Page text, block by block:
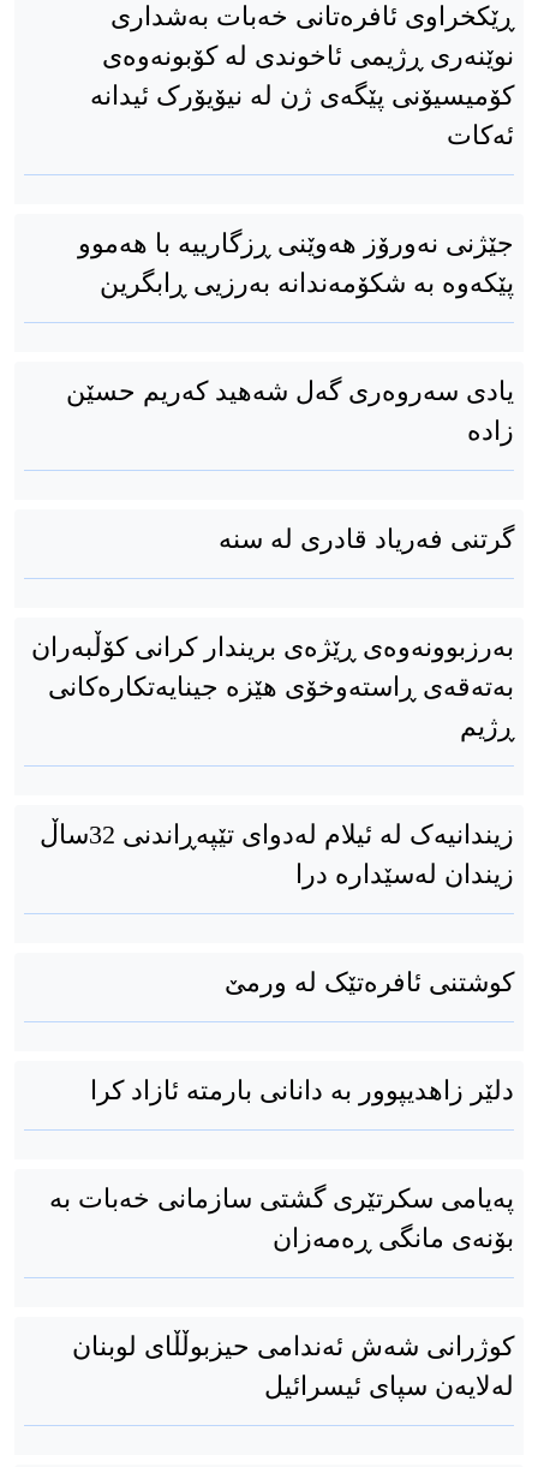
ڕێکخراوی ئافرەتانی خەبات بەشداری
نوێنەری ڕژیمی ئاخوندی لە کۆبونەوەی
کۆمیسیۆنی پێگەی ژن لە نیۆیۆرک ئیدانە
ئەکات
جێژنی نەورۆز هەوێنی ڕزگارییە با هەموو
پێكەوە بە شكۆمەندانە بەرزیی ڕابگرین
یادی سەروەری گەل شەهید کەریم حسێن
زادە
گرتنی فەریاد قادری لە سنە
بەرزبوونەوەی ڕێژەی بریندار کرانی کۆڵبەران
بەتەقەی ڕاستەوخۆی هێزە جینایەتکارەکانی
ڕژیم
زیندانیەک لە ئیلام لەدوای تێپەڕاندنی 32ساڵ
زیندان لەسێدارە درا
کوشتنی ئافرەتێک لە ورمێ
دلێر زاهدیپوور بە دانانی بارمتە ئازاد کرا
پەیامی سکرتێری گشتی سازمانی خەبات بە
بۆنەی مانگی ڕەمەزان
كوژرانی شەش ئەندامی حیزبوڵڵای لوبنان
لەلایەن سپای ئیسرائیل